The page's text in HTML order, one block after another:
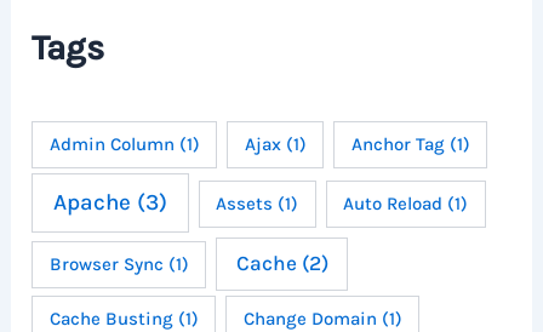
s
Tags
Admin Column (1) Ajax(1) Anchor Tag(1)
Apache (3) Assets (1) Auto Reload (1)
Browser Sync (1) Cache (2)
Cache Busting(1) Change Domain (1)